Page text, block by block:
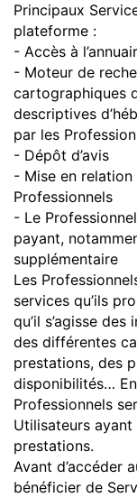
Principaux
plateforme :
- Accès à
- Moteur de
cartographiques
descriptives
par les
- Dépôt d’avis
- Mise en relation
Professionnels
- Le
payant,
supplémentaire
Les
services qu’ils
qu’il s’agisse
des différentes
prestations, des
disponibilités… En
Professionnels
Utilisateurs
prestations.
Avant d’accéder
bénéficier de